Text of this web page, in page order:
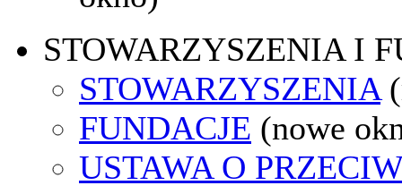
STOWARZYSZENIA I
STOWARZYSZENIA
FUNDACJE (nowe
USTAWA O